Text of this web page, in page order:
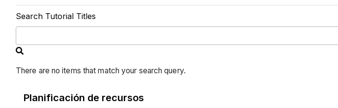
Search Tutorial Titles
There are no items that match your search query.
Planificación de recursos